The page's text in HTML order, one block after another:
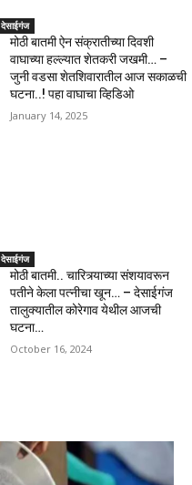
देसाईगंज
मोठी बातमी ऐन संक्रातीच्या दिवशी
वाघाच्या हल्ल्यात शेतकरी जखमी… –
जुनी वडसा शेतशिवारातील आज सकाळची
घटना..! पहा वाघाचा व्हिडिओ
January 14, 2025
देसाईगंज
मोठी बातमी.. चारित्र्याच्या संशयावरून
पतीने केला पत्नीचा खून… – देसाईगंज
तालुक्यातील कोरेगाव येथील आजची
घटना…
October 16, 2024